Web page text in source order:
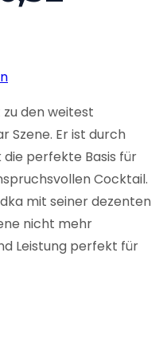
den weitest
Szene. Er ist durch
perfekte Basis für
Cocktail.
mit seiner dezenten
nicht mehr
Leistung perfekt für